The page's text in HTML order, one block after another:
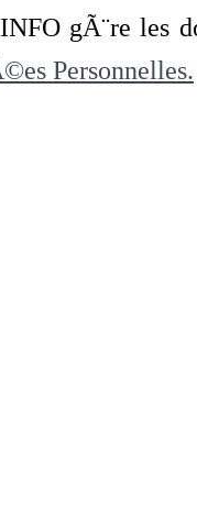
gÃ¨re les
Personnelles.